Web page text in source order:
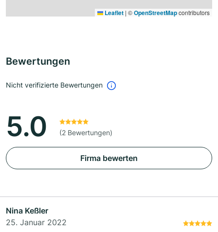
Leaflet | ©OpenStreetMapcontributors
Bewertungen
Nicht verifizierte Bewertungen
5.0 (2 Bewertungen)
Firma bewerten
Nina Keßler
25. Januar 2022